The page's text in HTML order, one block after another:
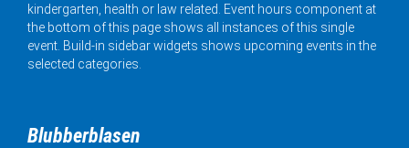
kindergarten, health or law related. Event hours component at
the bottom of this page shows all instances of this single
event. Build-in sidebar widgets shows upcoming events in the
selected categories.
Blubberblasen